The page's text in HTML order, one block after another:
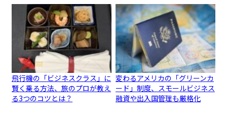
飛行機の「ビジネスクラス」に
賢く乗る方法、旅のプロが教え
る3つのコツとは？
変わるアメリカの「グリーンカ
ード」制度、スモールビジネス
融資や出入国管理も厳格化